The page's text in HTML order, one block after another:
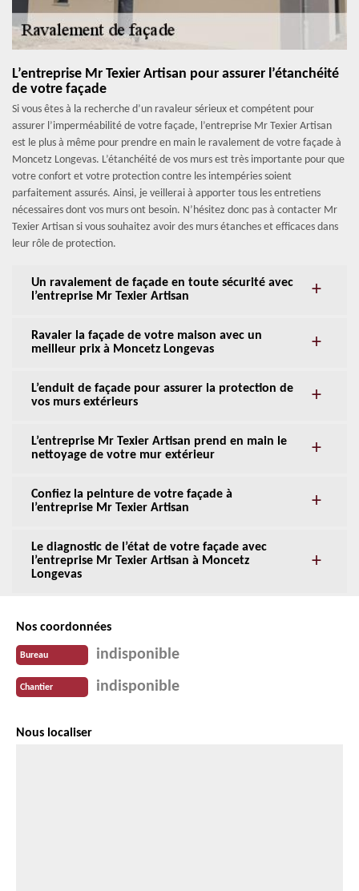
L’entreprise Mr Texier Artisan pour assurer l’étanchéité
de votre façade
Si vous êtes à la recherche d’un ravaleur sérieux et compétent pour
assurer l’imperméabilité de votre façade, l’entreprise Mr Texier Artisan
est le plus à même pour prendre en main le ravalement de votre façade à
Moncetz Longevas. L’étanchéité de vos murs est très importante pour que
votre confort et votre protection contre les intempéries soient
parfaitement assurés. Ainsi, je veillerai à apporter tous les entretiens
nécessaires dont vos murs ont besoin. N’hésitez donc pas à contacter Mr
Texier Artisan si vous souhaitez avoir des murs étanches et efficaces dans
leur rôle de protection.
Un ravalement de façade en toute sécurité avec
l’entreprise Mr Texier Artisan
Ravaler la façade de votre maison avec un
meilleur prix à Moncetz Longevas
L’enduit de façade pour assurer la protection de
vos murs extérieurs
L’entreprise Mr Texier Artisan prend en main le
nettoyage de votre mur extérieur
Confiez la peinture de votre façade à
l’entreprise Mr Texier Artisan
Le diagnostic de l’état de votre façade avec
l’entreprise Mr Texier Artisan à Moncetz
Longevas
Nos coordonnées
Bureau indisponible
Chantier indisponible
Nous localiser